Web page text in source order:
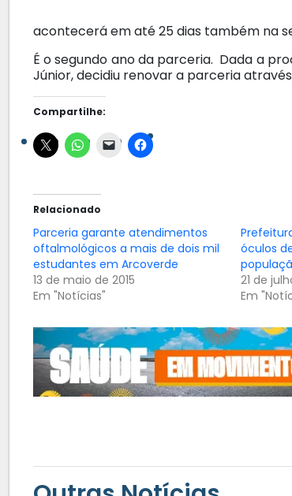
acontecerá em até 25 dias também na
É o segundo ano da parceria. Dada a
Júnior, decidiu renovar a parceria
Compartilhe:
Relacionado
Parceria garante atendimentos
oftalmológicos a mais de dois mil
estudantes em Arcoverde
13 de maio de 2015
Em "Notícias"
óculos
21 de
Em